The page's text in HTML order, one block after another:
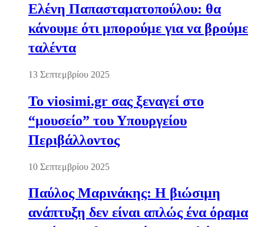
Ελένη Παπασταματοπούλου: θα
κάνουμε ότι μπορούμε για να βρούμε
ταλέντα
13 Σεπτεμβρίου 2025
Το viosimi.gr σας ξεναγεί στο
“μουσείο” του Υπουργείου
Περιβάλλοντος
10 Σεπτεμβρίου 2025
Παύλος Μαρινάκης: Η βιώσιμη
ανάπτυξη δεν είναι απλώς ένα όραμα